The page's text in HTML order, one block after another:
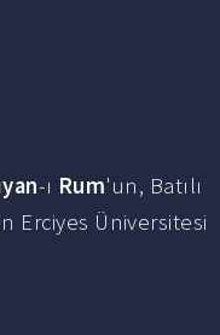
-ı Rum'un, Batılı
Erciyes Üniversitesi